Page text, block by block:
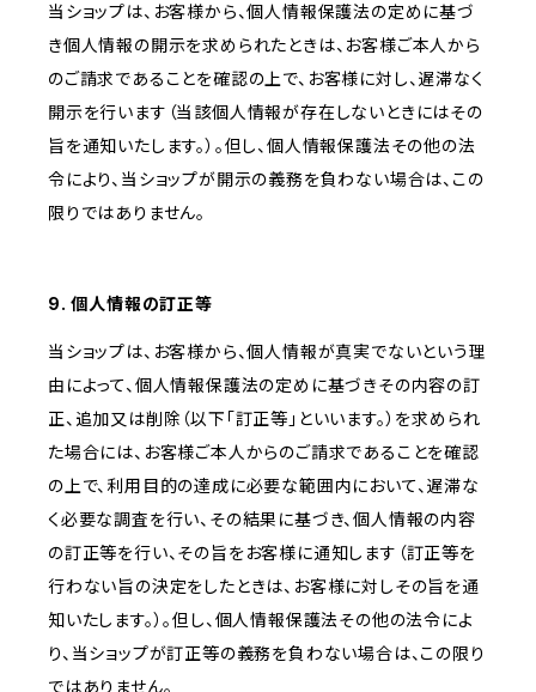
当ショップは、お客様から、個人情報保護法の定めに基づ
き個人情報の開示を求められたときは、お客様ご本人から
のご請求であることを確認の上で、お客様に対し、遅滞なく
開示を行います（当該個人情報が存在しないときにはその
旨を通知いたします。）。但し、個人情報保護法その他の法
令により、当ショップが開示の義務を負わない場合は、この
限りではありません。
9. 個人情報の訂正等
当ショップは、お客様から、個人情報が真実でないという理
由によって、個人情報保護法の定めに基づきその内容の訂
正、追加又は削除（以下「訂正等」といいます。）を求められ
た場合には、お客様ご本人からのご請求であることを確認
の上で、利用目的の達成に必要な範囲内において、遅滞な
く必要な調査を行い、その結果に基づき、個人情報の内容
の訂正等を行い、その旨をお客様に通知します（訂正等を
行わない旨の決定をしたときは、お客様に対しその旨を通
知いたします。）。但し、個人情報保護法その他の法令によ
り、当ショップが訂正等の義務を負わない場合は、この限り
ではありません。